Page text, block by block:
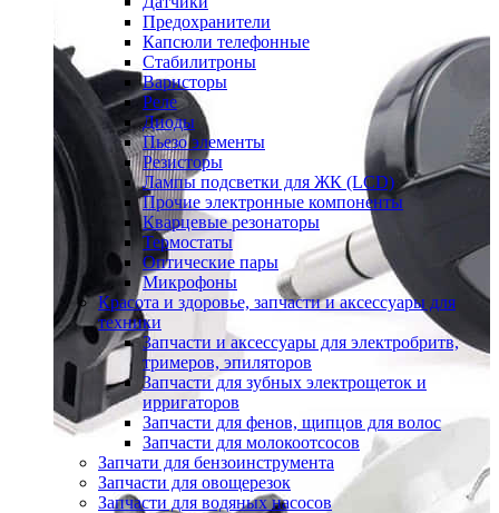
Предохранители
Капсюли телефонные
Стабилитроны
Варисторы
Реле
Диоды
Пьезо элементы
Резисторы
Лампы подсветки для ЖК (LCD)
Прочие электронные компоненты
Кварцевые резонаторы
Термостаты
Оптические пары
Микрофоны
Красота и здоровье, запчасти и аксессуары для
техники
Запчасти и аксессуары для электробритв,
тримеров, эпиляторов
Запчасти для зубных электрощеток и
ирригаторов
Запчасти для фенов, щипцов для волос
Запчасти для молокоотсосов
Запчати для бензоинструмента
Запчасти для овощерезок
Запчасти для водяных насосов